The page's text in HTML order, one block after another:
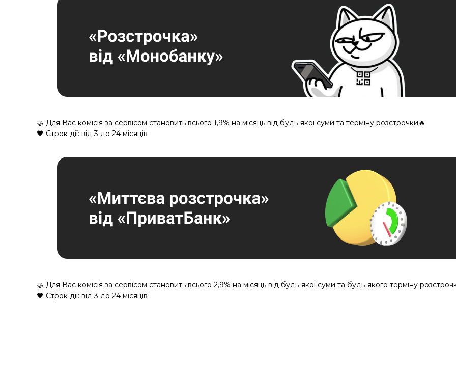
🤝 Для Вас комісія за сервісом становить всього 1,9% на місяць від будь-якої суми та терміну розстрочки🔥
🖤 Строк дії: від 3 до 24 місяців
🤝 Для Вас комісія за сервісом становить всього 2,9% на місяць від будь-якої суми та будь-якого терміну
🖤 Строк дії: від 3 до 24 місяців